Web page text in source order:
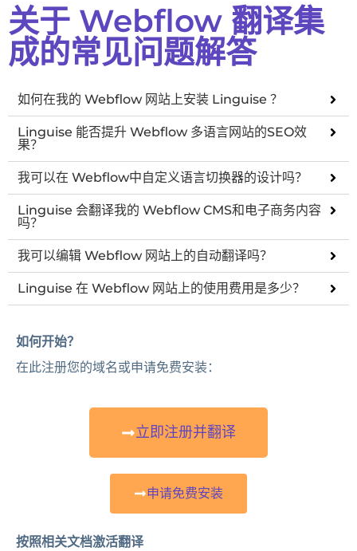
关于 Webflow 翻译集
成的常见问题解答
如何在我的 Webflow 网站上安装 Linguise ？
Linguise 能否提升 Webflow 多语言网站的SEO效
果？
我可以在 Webflow中自定义语言切换器的设计吗？
Linguise 会翻译我的 Webflow CMS和电子商务内容
吗？
我可以编辑 Webflow 网站上的自动翻译吗？
Linguise 在 Webflow 网站上的使用费用是多少？
如何开始？
在此注册您的域名或申请免费安装：
立即注册并翻译
申请免费安装
按照相关文档激活翻译